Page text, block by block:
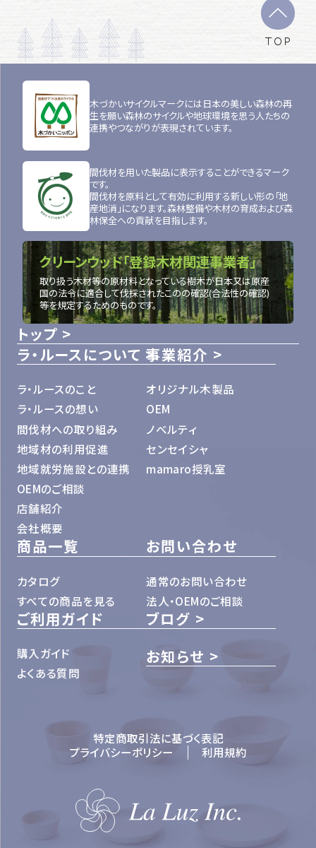
TOP
トップ
ラ・ルースについて
ラ・ルースのこと
ラ・ルースの想い
間伐材への取り組み
地域材の利用促進
地域就労施設との連携
OEMのご相談
店舗紹介
会社概要
事業紹介
オリジナル木製品
OEM
ノベルティ
センセイシャ
mamaro授乳室
商品一覧
カタログ
すべての商品を見る
お問い合わせ
通常のお問い合わせ
法人・OEMのご相談
ご利用ガイド
購入ガイド
よくある質問
ブログ
お知らせ
木づかいサイクルマークには日本の美しい森林の再
生を願い森林のサイクルや地球環境を思う人たちの
連携やつながりが表現されています。
間伐材を用いた製品に表示することができるマーク
です。
間伐材を原料として有効に利用する新しい形の「地
産地消」になります。森林整備や木材の育成および森
林保全への貢献を目指します。
クリーンウッド「登録木材関連事業者」
取り扱う木材等の原材料となっている樹木が日本又は原産
国の法令に適合して伐採されたこのの確認(合法性の確認)
等を規定するためのものです。
特定商取引法に基づく表記
プライバシーポリシー
利用規約